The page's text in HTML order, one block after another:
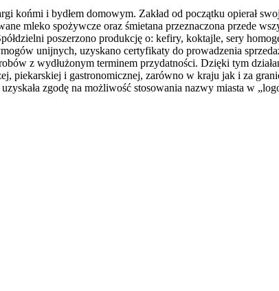
i bydłem domowym. Zakład od początku opierał
mleko spożywcze oraz śmietana przeznaczona przede
poszerzono produkcję o: kefiry, koktajle, sery
unijnych, uzyskano certyfikaty do prowadzenia
z wydłużonym terminem przydatności. Dzięki tym
i gastronomicznej, zarówno w kraju jak i za
zgodę na możliwość stosowania nazwy miasta w